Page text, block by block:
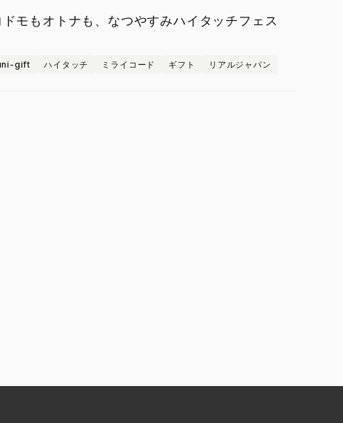
モもオトナも、なつやすみハイタッチフェス
gift ハイタッチ ミライコード ギフト リアルジャパン